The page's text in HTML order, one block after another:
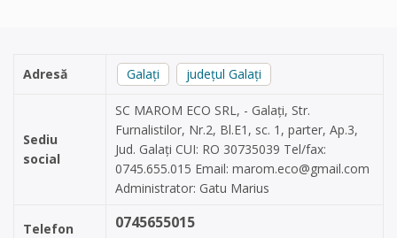
Adresă Galați județul Galați
Sediu
social
SC MAROM ECO SRL, - Galați, Str.
Furnalistilor, Nr.2, Bl.E1, sc. 1, parter, Ap.3,
Jud. Galați CUI: RO 30735039 Tel/fax:
0745.655.015 Email: marom.eco@gmail.com
Administrator: Gatu Marius
Telefon 0745655015